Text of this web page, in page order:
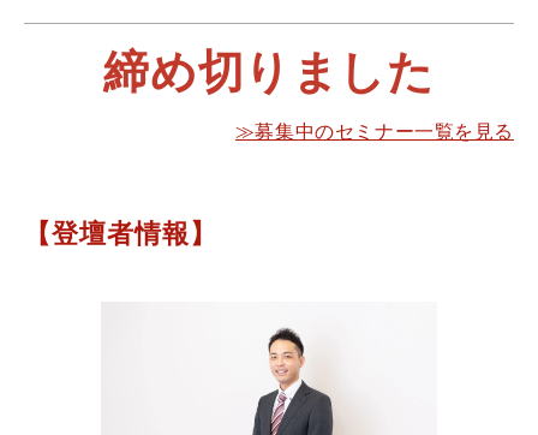
締め切りました
≫募集中のセミナー一覧を見る
【登壇者情報】